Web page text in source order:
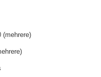
(mehrere)